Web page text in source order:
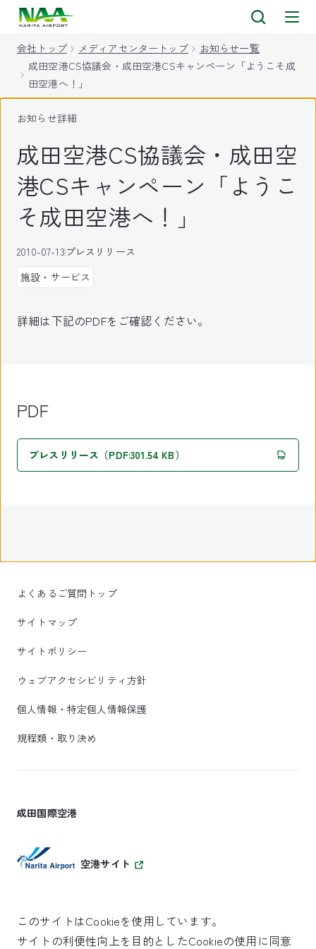
会社トップ メディアセンタートップ
お知らせ一覧
成田空港CS協議会・成田空港CSキャンペーン「ようこそ成
田空港へ！」
お知らせ詳細
成田空港CS協議会・成田空
港CSキャンペーン「ようこ
そ成田空港へ！」
2010-07-13プレスリリース
施設・サービス
詳細は下記のPDFをご確認ください。
PDF
プレスリリース（PDF:301.54 KB）
よくあるご質問トップ
サイトマップ
サイトポリシー
ウェブアクセシビリティ方針
個人情報・特定個人情報保護
規程類・取り決め
成田国際空港
空港サイト
このサイトはCookieを使用しています。
サイトの利便性向上を目的としたCookieの使用に同意